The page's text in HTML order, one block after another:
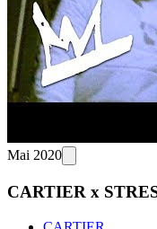
Mai 2020
CARTIER x